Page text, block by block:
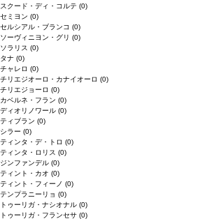
スクード・ディ・コルテ (0)
セミヨン (0)
セルシアル・ブランコ (0)
ソーヴィニヨン・グリ (0)
ソラリス (0)
タナ (0)
チャレロ (0)
チリエジオーロ・カナイオーロ (0)
チリエジョーロ (0)
カベルネ・フラン (0)
ディオリノワール (0)
ティブラン (0)
シラー (0)
ティンタ・デ・トロ (0)
ティンタ・ロリス (0)
ジンファンデル (0)
ティント・カオ (0)
ティント・フィーノ (0)
テンプラニーリョ (0)
トゥーリガ・ナシオナル (0)
トゥーリガ・フランセサ (0)